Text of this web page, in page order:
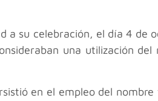
su celebración, el día 4 de
una utilización
en el empleo del